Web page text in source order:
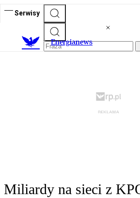
Serwisy
Energianews
Miliardy na sieci z